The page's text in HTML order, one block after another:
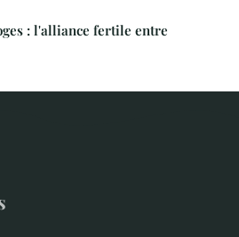
: l'alliance fertile entre